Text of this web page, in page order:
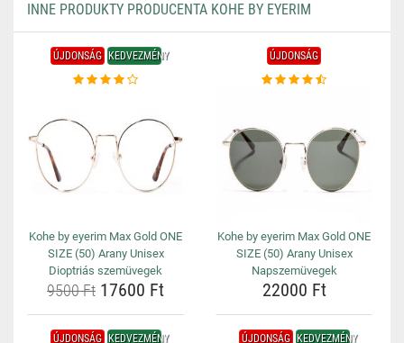
INNE PRODUKTY PRODUCENTA KOHE BY EYERIM
ÚJDONSÁG KEDVEZMÉNY
Kohe by eyerim Max Gold ONE
SIZE (50) Arany Unisex
Dioptriás szemüvegek
9500 Ft 17600 Ft
ÚJDONSÁG
Kohe by eyerim Max Gold ONE
SIZE (50) Arany Unisex
Napszemüvegek
22000 Ft
ÚJDONSÁG KEDVEZMÉNY ÚJDONSÁG KEDVEZMÉNY